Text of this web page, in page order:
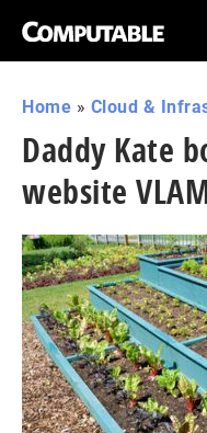
Home » Cloud &
Daddy Kate
website